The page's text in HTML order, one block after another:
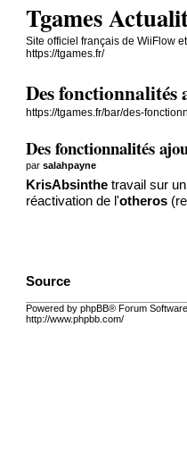
Tgames
Site officiel français de WiiFlow
https://tgames.fr/
Des fonctionnalités
https://tgames.fr/bar/des-
Des fonctionnalités
parsalahpayne
KrisAbsinthetravail sur
réactivation de l'otheros
Source
Powered by phpBB® Forum
http://www.phpbb.com/